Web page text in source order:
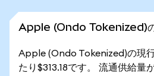
Apple (Ondo Tokenized)の
Apple (Ondo Tokenized)の現
たり$313.18です。 流通供給量